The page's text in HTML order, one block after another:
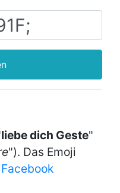
liebe dich Geste"
"). Das Emoji